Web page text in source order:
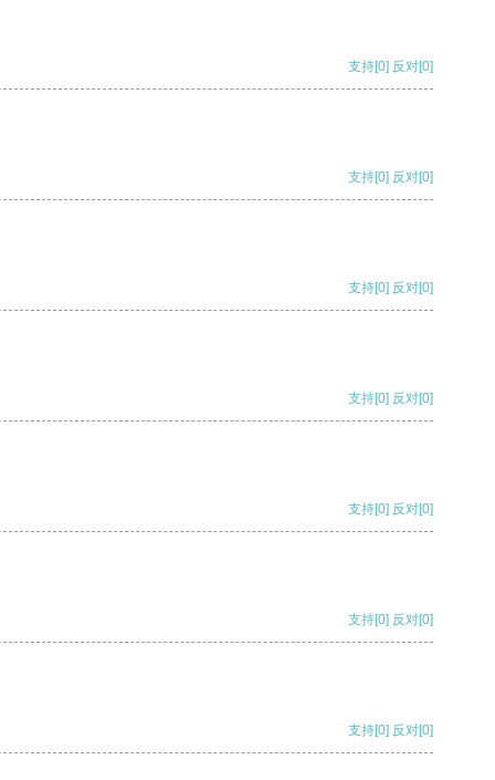
支持[0] 反对[0]
支持[0] 反对[0]
支持[0] 反对[0]
支持[0] 反对[0]
支持[0] 反对[0]
支持[0] 反对[0]
支持[0] 反对[0]